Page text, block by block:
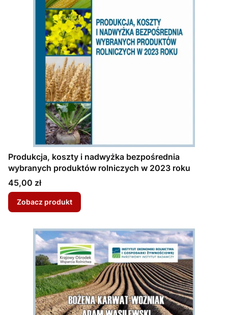
Produkcja, koszty i nadwyżka bezpośrednia
wybranych produktów rolniczych w 2023 roku
Cena
45,00 zł
Zobacz produkt